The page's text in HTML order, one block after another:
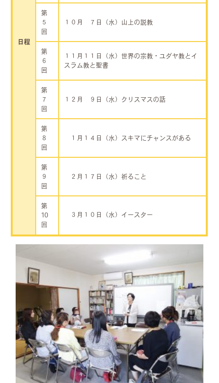
日程
第
５
回
１０月 ７日（水）山上の説教
第
６
回
１１月１１日（水）世界の宗教・ユダヤ教とイ
スラム教と聖書
第
７
回
１２月 ９日（水）クリスマスの話
第
８
回
１月１４日（水）スキマにチャンスがある
第
９
回
２月１７日（水）祈ること
第
10
回
３月１０日（水）イースター